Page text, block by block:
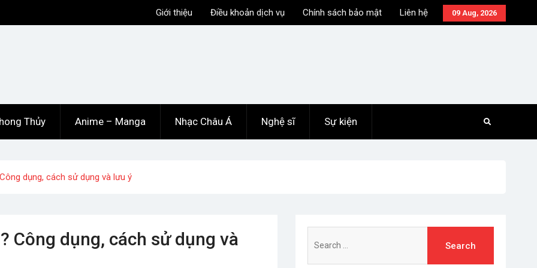
09 Aug, 2026
Giới thiệu Điều khoản dịch vụ Chính sách bảo mật Liên hệ
Thủy Anime – Manga Nhạc Châu Á Nghệ sĩ Sự kiện
dụng, cách sử dụng và lưu ý
Công dụng, cách sử dụng và
for: